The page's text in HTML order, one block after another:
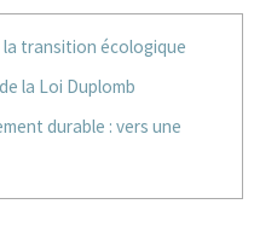
la transition écologique
la Loi Duplomb
durable : vers une